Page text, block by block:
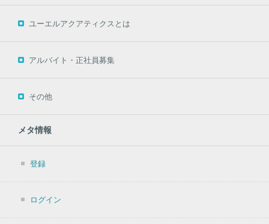
ユーエルアクアティクスとは
アルバイト・正社員募集
その他
メタ情報
登録
ログイン